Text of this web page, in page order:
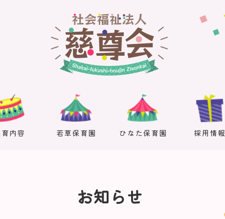
内容 若草保育園 ひなた保育園 採用情報
お知らせ